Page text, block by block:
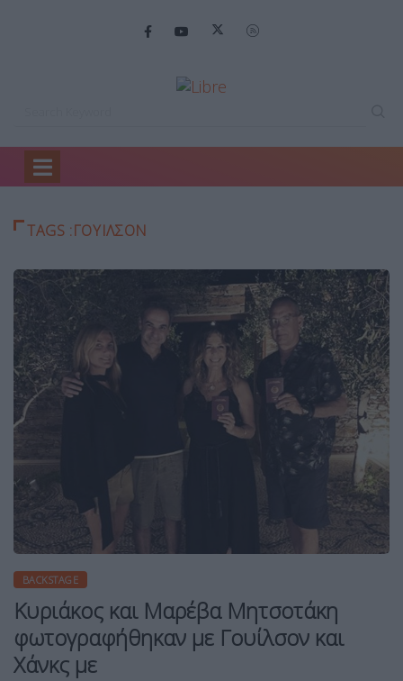
Home
TAGS :ΓΟΥΙΛΣΟΝ
BACKSTAGE
Κυριάκος και Μαρέβα Μητσοτάκη
φωτογραφήθηκαν με Γουίλσον και
Χάνκς με